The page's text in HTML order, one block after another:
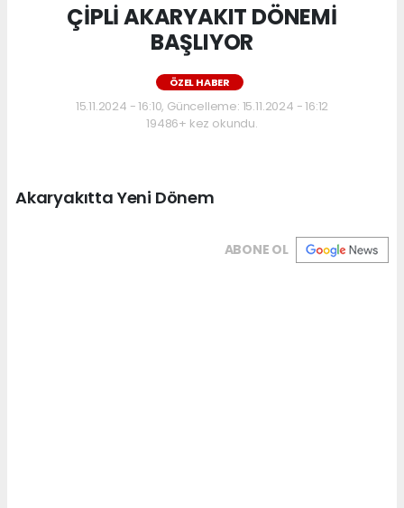
ÇİPLİ AKARYAKIT DÖNEMİ
BAŞLIYOR
ÖZEL HABER
15.11.2024 - 16:10, Güncelleme: 15.11.2024 - 16:12
19486+ kez okundu.
Akaryakıtta Yeni Dönem
ABONE OL